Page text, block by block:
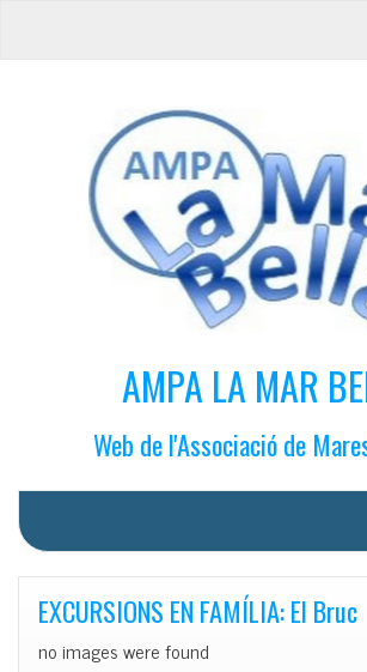
AMPA LA MAR
Web de l'Associació de
EXCURSIONS EN FAMÍLIA: El Bruc
no images were found